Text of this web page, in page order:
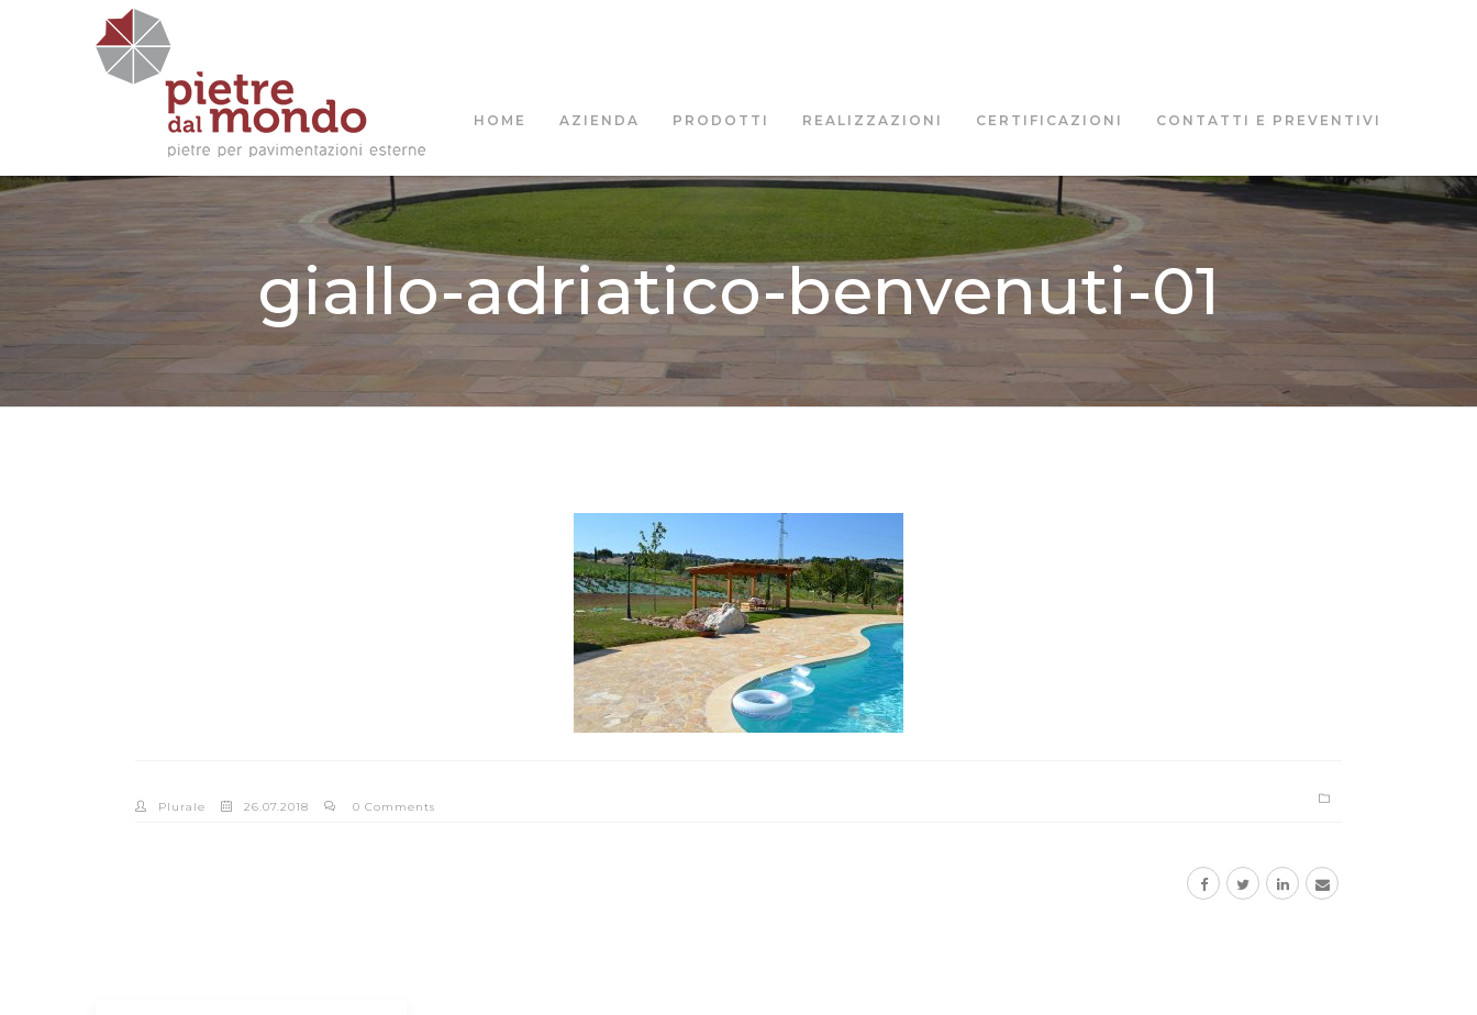
HOME AZIENDA PRODOTTI REALIZZAZIONI CERTIFICAZIONI CONTATTI E PREVENTIVI
giallo-adriatico-benvenuti-01
Plurale 26.07.2018 0 Comments